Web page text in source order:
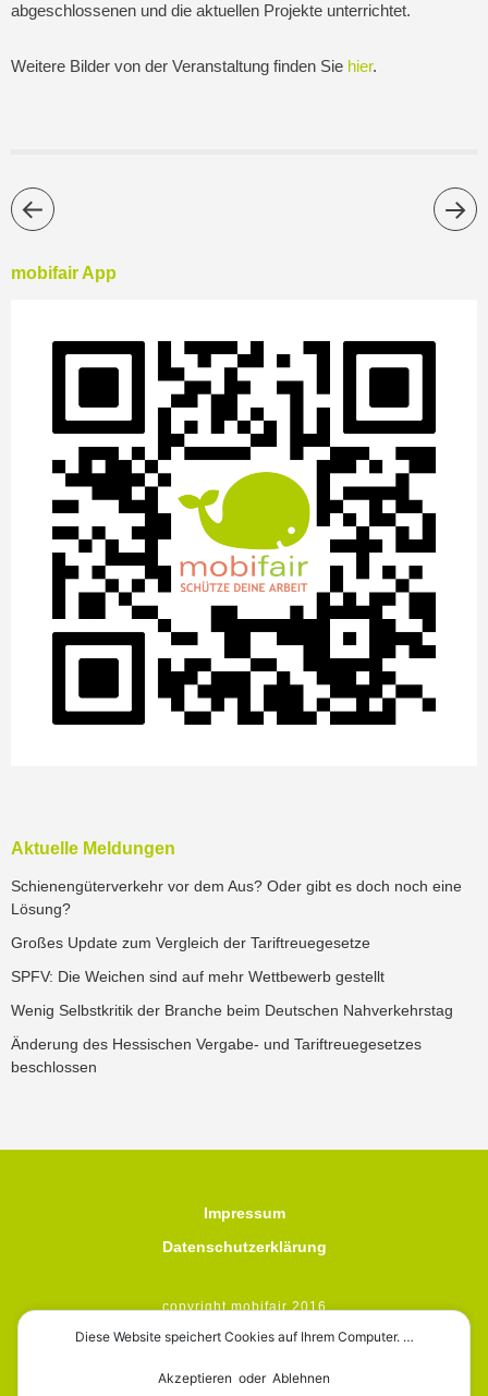
abgeschlossenen und die aktuellen Projekte unterrichtet.
Weitere Bilder von der Veranstaltung finden Sie hier.
mobifair App
Aktuelle Meldungen
Schienengüterverkehr vor dem Aus? Oder gibt es doch noch eine
Lösung?
Großes Update zum Vergleich der Tariftreuegesetze
SPFV: Die Weichen sind auf mehr Wettbewerb gestellt
Wenig Selbstkritik der Branche beim Deutschen Nahverkehrstag
Änderung des Hessischen Vergabe- und Tariftreuegesetzes
beschlossen
Impressum
Datenschutzerklärung
copyright mobifair 2016
Diese Website speichert Cookies auf Ihrem Computer. …
Akzeptieren oder Ablehnen